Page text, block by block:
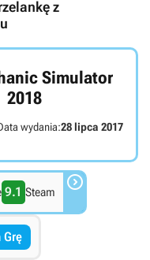
z
Simulator
2018
wydania:28 lipca 2017
9.1 Steam 
Grę